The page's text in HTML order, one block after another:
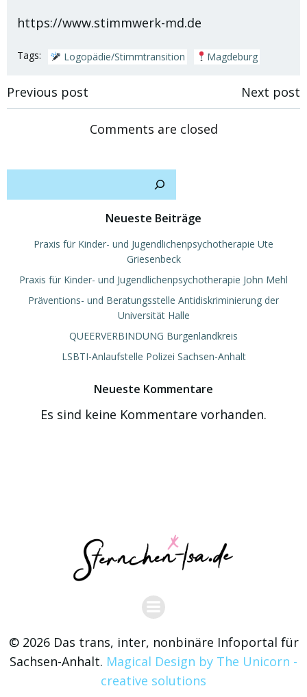
https://www.stimmwerk-md.de
Tags: Logopädie/Stimmtransition Magdeburg
Post
navigation
Previous post
Post
navigation
Next post
Comments are closed
Neueste Beiträge
Praxis für Kinder- und Jugendlichenpsychotherapie Ute
Griesenbeck
Praxis für Kinder- und Jugendlichenpsychotherapie John Mehl
Präventions- und Beratungsstelle Antidiskriminierung der
Universität Halle
QUEERVERBINDUNG Burgenlandkreis
LSBTI-Anlaufstelle Polizei Sachsen-Anhalt
Neueste Kommentare
Es sind keine Kommentare vorhanden.
© 2026 Das trans, inter, nonbinäre Infoportal für
Sachsen-Anhalt. Magical Design by The Unicorn -
creative solutions